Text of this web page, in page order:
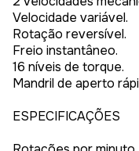
Velocidade variável.
Rotação reversível.
Freio instantâneo.
16 níveis de torque.
Mandril de aperto
ESPECIFICAÇÕES